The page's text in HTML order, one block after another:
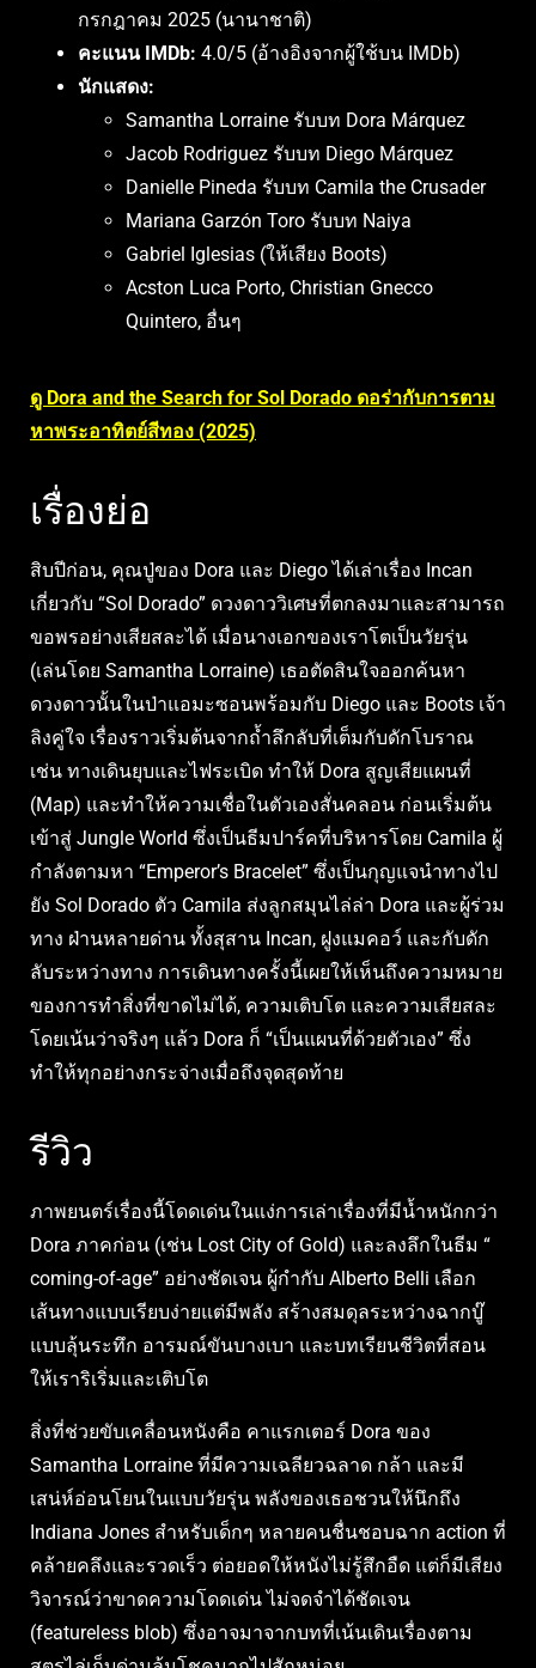
กรกฎาคม 2025 (นานาชาติ)
คะแนน IMDb: 4.0/5 (อ้างอิงจากผู้ใช้บน IMDb)
นักแสดง:
Samantha Lorraine รับบท Dora Márquez
Jacob Rodriguez รับบท Diego Márquez
Danielle Pineda รับบท Camila the Crusader
Mariana Garzón Toro รับบท Naiya
Gabriel Iglesias (ให้เสียง Boots)
Acston Luca Porto, Christian Gnecco
Quintero, อื่นๆ
ดู Dora and the Search for Sol Dorado ดอร่ากับการตาม
หาพระอาทิตย์สีทอง (2025)
เรื่องย่อ
สิบปีก่อน, คุณปู่ของ Dora และ Diego ได้เล่าเรื่อง Incan
เกี่ยวกับ “Sol Dorado” ดวงดาววิเศษที่ตกลงมาและสามารถ
ขอพรอย่างเสียสละได้ เมื่อนางเอกของเราโตเป็นวัยรุ่น
(เล่นโดย Samantha Lorraine) เธอตัดสินใจออกค้นหา
ดวงดาวนั้นในป่าแอมะซอนพร้อมกับ Diego และ Boots เจ้า
ลิงคู่ใจ เรื่องราวเริ่มต้นจากถ้ำลึกลับที่เต็มกับดักโบราณ
เช่น ทางเดินยุบและไฟระเบิด ทำให้ Dora สูญเสียแผนที่
(Map) และทำให้ความเชื่อในตัวเองสั่นคลอน ก่อนเริ่มต้น
เข้าสู่ Jungle World ซึ่งเป็นธีมปาร์คที่บริหารโดย Camila ผู้
กำลังตามหา “Emperor’s Bracelet” ซึ่งเป็นกุญแจนำทางไป
ยัง Sol Dorado ตัว Camila ส่งลูกสมุนไล่ล่า Dora และผู้ร่วม
ทาง ฝ่านหลายด่าน ทั้งสุสาน Incan, ฝูงแมคอว์ และกับดัก
ลับระหว่างทาง การเดินทางครั้งนี้เผยให้เห็นถึงความหมาย
ของการทำสิ่งที่ขาดไม่ได้, ความเติบโต และความเสียสละ
โดยเน้นว่าจริงๆ แล้ว Dora ก็ “เป็นแผนที่ด้วยตัวเอง” ซึ่ง
ทำให้ทุกอย่างกระจ่างเมื่อถึงจุดสุดท้าย
รีวิว
ภาพยนตร์เรื่องนี้โดดเด่นในแง่การเล่าเรื่องที่มีน้ำหนักกว่า
Dora ภาคก่อน (เช่น Lost City of Gold) และลงลึกในธีม “
coming-of-age” อย่างชัดเจน ผู้กำกับ Alberto Belli เลือก
เส้นทางแบบเรียบง่ายแต่มีพลัง สร้างสมดุลระหว่างฉากบู๊
แบบลุ้นระทึก อารมณ์ขันบางเบา และบทเรียนชีวิตที่สอน
ให้เราริเริ่มและเติบโต
สิ่งที่ช่วยขับเคลื่อนหนังคือ คาแรกเตอร์ Dora ของ
Samantha Lorraine ที่มีความเฉลียวฉลาด กล้า และมี
เสน่ห์อ่อนโยนในแบบวัยรุ่น พลังของเธอชวนให้นึกถึง
Indiana Jones สำหรับเด็กๆ หลายคนชื่นชอบฉาก action ที่
คล้ายคลึงและรวดเร็ว ต่อยอดให้หนังไม่รู้สึกอืด แต่ก็มีเสียง
วิจารณ์ว่าขาดความโดดเด่น ไม่จดจำได้ชัดเจน
(featureless blob) ซึ่งอาจมาจากบทที่เน้นเดินเรื่องตาม